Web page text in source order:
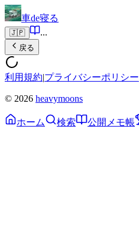
車de寝る
🇯🇵 ...
戻る
利用規約|プライバシーポリシー
© 2026 heavymoons
ホーム 検索 公開メモ帳